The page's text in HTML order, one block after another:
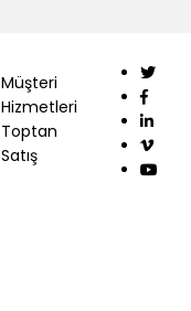
Müşteri
Hizmetleri
Toptan
Satış